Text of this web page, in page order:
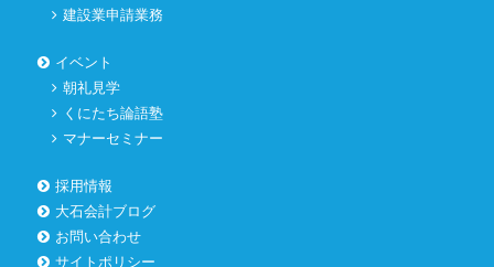
建設業申請業務
イベント
朝礼見学
くにたち論語塾
マナーセミナー
採用情報
大石会計ブログ
お問い合わせ
サイトポリシー